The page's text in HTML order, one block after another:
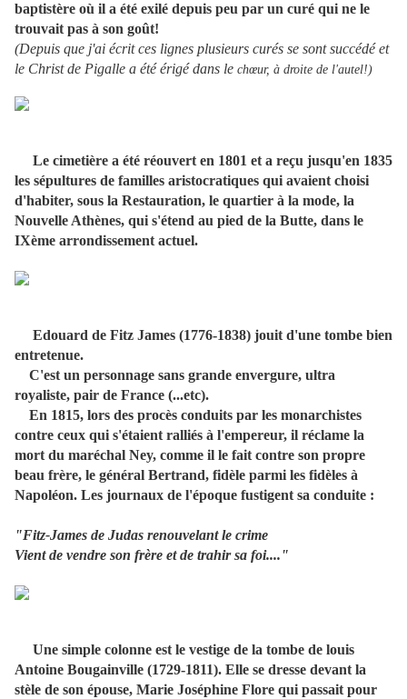
baptistère où il a été exilé depuis peu par un curé qui ne le
trouvait pas à son goût!
(Depuis que j'ai écrit ces lignes plusieurs curés se sont succédé et
le Christ de Pigalle a été érigé dans le chœur, à droite de l'autel!)
Le cimetière a été réouvert en 1801 et a reçu jusqu'en 1835
les sépultures de familles aristocratiques qui avaient choisi
d'habiter, sous la Restauration, le quartier à la mode, la
Nouvelle Athènes, qui s'étend au pied de la Butte, dans le
IXème arrondissement actuel.
Edouard de Fitz James (1776-1838) jouit d'une tombe bien
entretenue.
C'est un personnage sans grande envergure, ultra
royaliste, pair de France (...etc).
En 1815, lors des procès conduits par les monarchistes
contre ceux qui s'étaient ralliés à l'empereur, il réclame la
mort du maréchal Ney, comme il le fait contre son propre
beau frère, le général Bertrand, fidèle parmi les fidèles à
Napoléon. Les journaux de l'époque fustigent sa conduite :
"Fitz-James de Judas renouvelant le crime
Vient de vendre son frère et de trahir sa foi...."
Une simple colonne est le vestige de la tombe de louis
Antoine Bougainville (1729-1811). Elle se dresse devant la
stèle de son épouse, Marie Joséphine Flore qui passait pour